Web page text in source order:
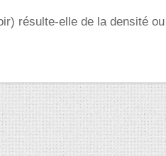
résulte-elle de la densité